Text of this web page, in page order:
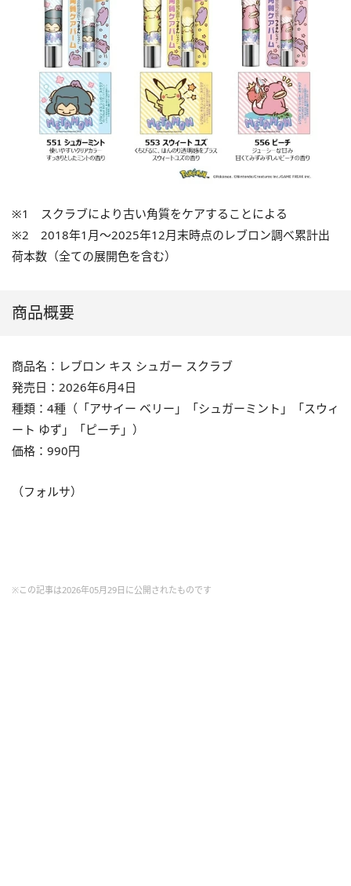
※1 スクラブにより古い角質をケアすることによる
※2 2018年1月～2025年12月末時点のレブロン調べ累計出
荷本数（全ての展開色を含む）
商品概要
商品名：レブロン キス シュガー スクラブ
発売日：2026年6月4日
種類：4種（「アサイー ベリー」「シュガーミント」「スウィ
ート ゆず」「ピーチ」）
価格：990円
（フォルサ）
※この記事は2026年05月29日に公開されたものです